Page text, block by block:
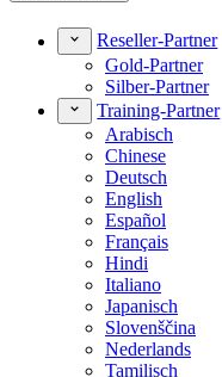
Reseller-Partner
Gold-Partner
Silber-Partner
Training-Partner
Arabisch
Chinese
Deutsch
English
Español
Français
Hindi
Italiano
Japanisch
Slovenščina
Nederlands
Tamilisch